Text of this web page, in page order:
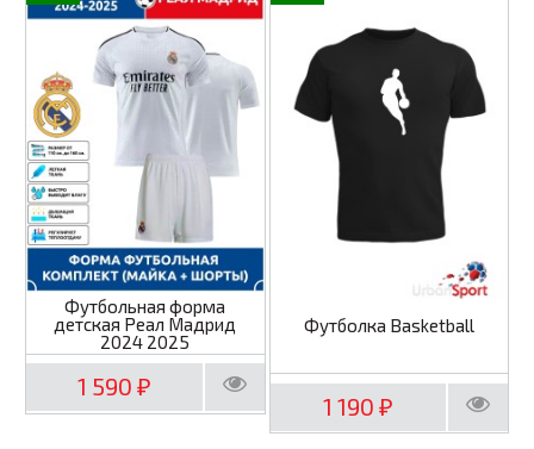
Футбольная форма
детская Реал Мадрид
2024 2025
1 590 ₽
Футболка Basketball
1 190 ₽